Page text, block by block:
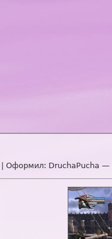
| Оформил: DruchaPucha —